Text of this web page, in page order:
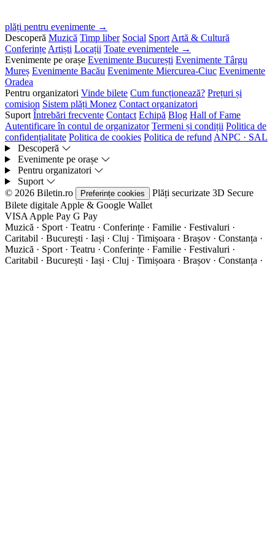
plăți pentru evenimente →
Descoperă Muzică Timp liber Social Sport Artă & Cultură
Conferințe Artiști Locații Toate evenimentele →
Evenimente pe orașe Evenimente București Evenimente Târgu
Mureș Evenimente Bacău Evenimente Miercurea-Ciuc Evenimente
Oradea
Pentru organizatori Vinde bilete Cum funcționează? Prețuri și
comision Sistem plăți Monez Contact organizatori
Suport Întrebări frecvente Contact Echipă Blog Hall of Fame
Autentificare în contul de organizator Termeni și condiții Politica de
confidențialitate Politica de cookies Politica de refund ANPC · SAL
Descoperă
Evenimente pe orașe
Pentru organizatori
Suport
© 2026 Biletin.ro
Preferințe cookies Plăți securizate 3D Secure
Bilete digitale Apple & Google Wallet
VISA Apple Pay G Pay
Muzică · Sport · Teatru · Conferințe · Familie · Festivaluri ·
Caritabil · București · Iași · Cluj · Timișoara · Brașov · Constanța ·
Muzică · Sport · Teatru · Conferințe · Familie · Festivaluri ·
Caritabil · București · Iași · Cluj · Timișoara · Brașov · Constanța ·